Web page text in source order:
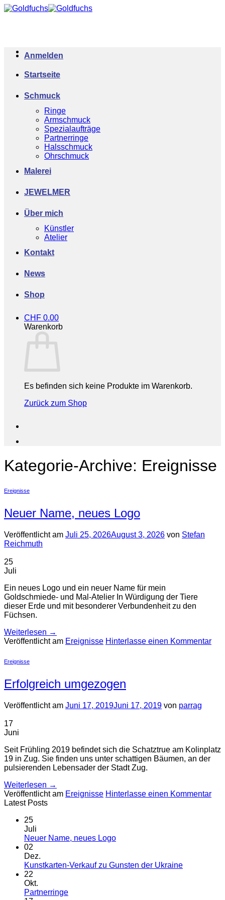
Zum
Anmelden
Startseite
Schmuck
Ringe
Armschmuck
Spezialaufträge
Partnerringe
Halsschmuck
Ohrschmuck
Malerei
JEWELMER
Über mich
Künstler
Atelier
Kontakt
News
Shop
CHF 0.00
Warenkorb
Es befinden sich keine Produkte im Warenkorb.
Zurück zum Shop
Kategorie-Archive: Ereignisse
Ereignisse
Neuer Name, neues Logo
Veröffentlicht am Juli 25, 2026August 3, 2026 von Stefan
Reichmuth
25
Juli
Ein neues Logo und ein neuer Name für mein
Goldschmiede- und Mal-Atelier In Würdigung der Tiere
dieser Erde und mit besonderer Verbundenheit zu den
Füchsen.
Weiterlesen →
Veröffentlicht am Ereignisse Hinterlasse einen Kommentar
Ereignisse
Erfolgreich umgezogen
Veröffentlicht am Juni 17, 2019Juni 17, 2019 von parrag
17
Juni
Seit Frühling 2019 befindet sich die Schatztrue am Kolinplatz
19 in Zug. Sie finden uns unter schattigen Bäumen, an der
pulsierenden Lebensader der Stadt Zug.
Weiterlesen →
Veröffentlicht am Ereignisse Hinterlasse einen Kommentar
Latest Posts
25
Juli
Neuer Name, neues LogoKeine
Neuer
02
Dez.
Kunstkarten-Verkauf zu Gunsten der UkraineKeine
22
Okt.
PartnerringeKeine